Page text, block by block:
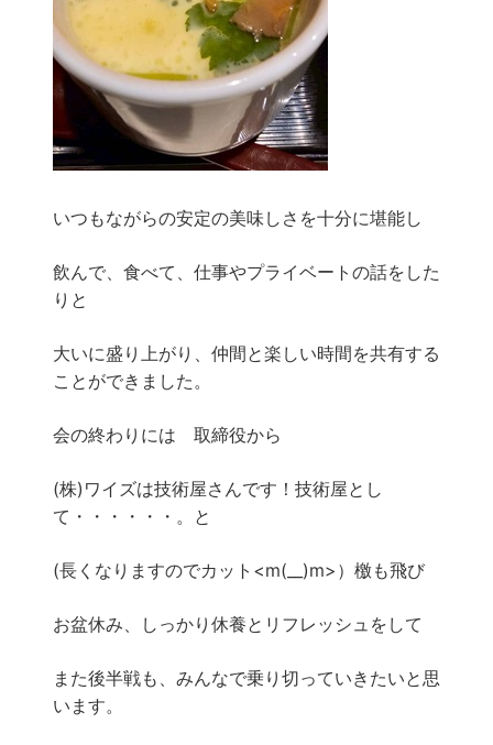
いつもながらの安定の美味しさを十分に堪能し
飲んで、食べて、仕事やプライベートの話をした
りと
大いに盛り上がり、仲間と楽しい時間を共有する
ことができました。
会の終わりには 取締役から
(株)ワイズは技術屋さんです！技術屋とし
て・・・・・・。と
(長くなりますのでカット<m(__)m>）檄も飛び
お盆休み、しっかり休養とリフレッシュをして
また後半戦も、みんなで乗り切っていきたいと思
います。